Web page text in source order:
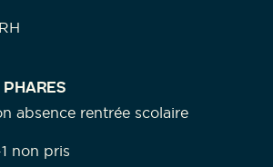
absence rentrée scolaire
non pris